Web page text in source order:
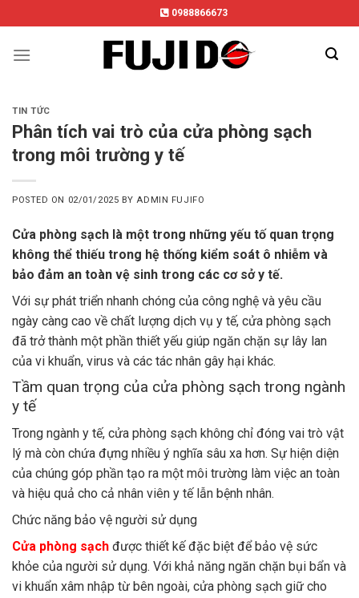
to
content
0988866673
TIN TỨC
Phân tích vai trò của cửa phòng sạch
trong môi trường y tế
POSTED ON 02/01/2025 BY ADMIN FUJIFO
Cửa phòng sạch là một trong những yếu tố quan trọng
không thể thiếu trong hệ thống kiểm soát ô nhiễm và
bảo đảm an toàn vệ sinh trong các cơ sở y tế.
Với sự phát triển nhanh chóng của công nghệ và yêu cầu
ngày càng cao về chất lượng dịch vụ y tế, cửa phòng sạch
đã trở thành một phần thiết yếu giúp ngăn chặn sự lây lan
của vi khuẩn, virus và các tác nhân gây hại khác.
Tầm quan trọng của cửa phòng sạch trong ngành
y tế
Trong ngành y tế, cửa phòng sạch không chỉ đóng vai trò vật
lý mà còn chứa đựng nhiều ý nghĩa sâu xa hơn. Sự hiện diện
của chúng góp phần tạo ra một môi trường làm việc an toàn
và hiệu quả cho cả nhân viên y tế lẫn bệnh nhân.
Chức năng bảo vệ người sử dụng
Cửa phòng sạch được thiết kế đặc biệt để bảo vệ sức
khỏe của người sử dụng. Với khả năng ngăn chặn bụi bẩn và
vi khuẩn xâm nhập từ bên ngoài, cửa phòng sạch giữ cho